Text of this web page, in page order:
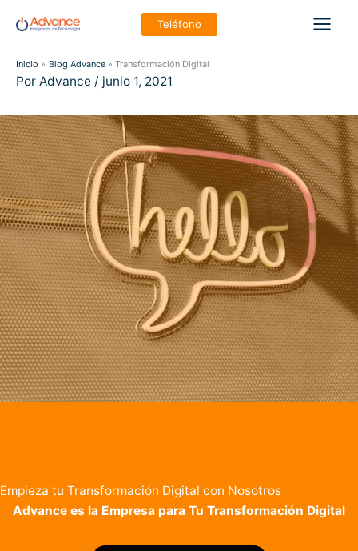
Teléfono
Inicio Blog Advance Transformación Digital
Por Advance / junio 1, 2021
Empieza tu Transformación Digital con Nosotros
Advance es la Empresa para Tu Transformación Digital